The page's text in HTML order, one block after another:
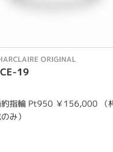
ORIGINAL
19
指輪 Pt950 ￥156,000 （
み）